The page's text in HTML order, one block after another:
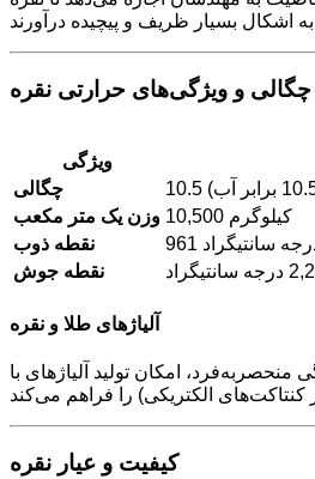
چگالی و ویژگی‌های حرارتی نقره
ویژگی
چگالی
وزن یک متر مکعب
10,500 کیلوگرم
نقطه ذوب
درجه سانتیگراد
نقطه جوش
آلیاژهای طلا و نقره
منحصر‌به‌فرد، امکان تولید آلیاژهای با
کیفیت و عیار نقره